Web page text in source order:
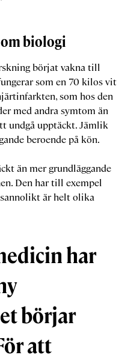
biologi
börjat vakna till
som en 70 kilos vit
som hos den
med andra symtom än
undgå upptäckt. Jämlik
beroende på kön.
än mer grundläggande
Den har till exempel
är helt olika
har
börjar
att